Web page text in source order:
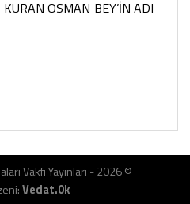
OSMAN BEY’İN ADI
Vakfı Yayınları - 2026 ©
Vedat.0k